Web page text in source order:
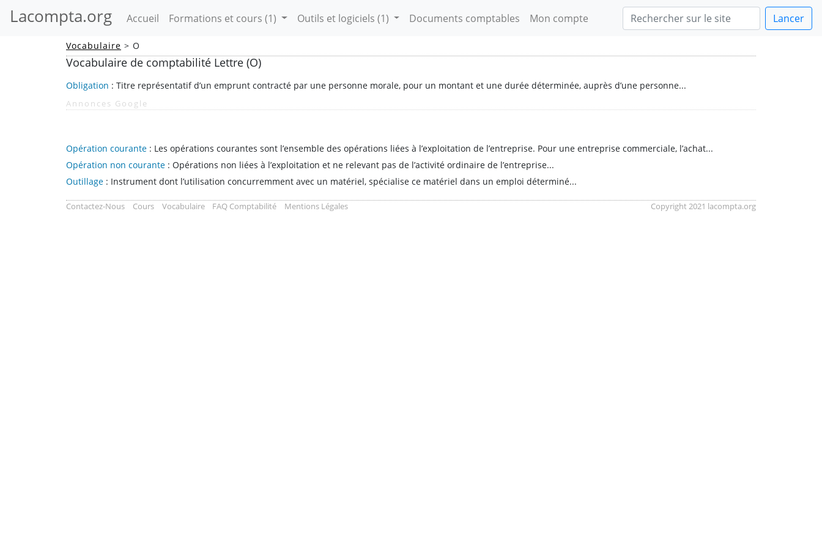
Lacompta.org Accueil (current)
Formations et cours (1) Outils et logiciels (1) Documents comptables Mon compte Lancer
Vocabulaire > O
Vocabulaire de comptabilité Lettre (O)
Obligation : Titre représentatif d’un emprunt contracté par une personne morale, pour un montant et une durée déterminée, auprès d’une personne...
Annonces Google
Opération courante : Les opérations courantes sont l’ensemble des opérations liées à l’exploitation de l’entreprise. Pour une entreprise commerciale, l’achat...
Opération non courante : Opérations non liées à l’exploitation et ne relevant pas de l’activité ordinaire de l’entreprise...
Outillage : Instrument dont l’utilisation concurremment avec un matériel, spécialise ce matériel dans un emploi déterminé...
Contactez-Nous Cours Vocabulaire FAQ Comptabilité Mentions Légales Copyright 2021 lacompta.org